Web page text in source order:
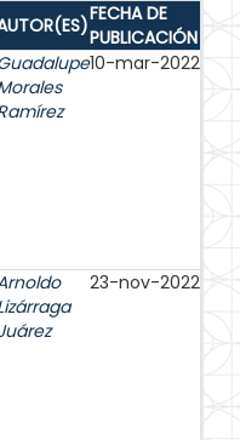
FECHA DE
PUBLICACIÓN
10-mar-2022
23-nov-2022